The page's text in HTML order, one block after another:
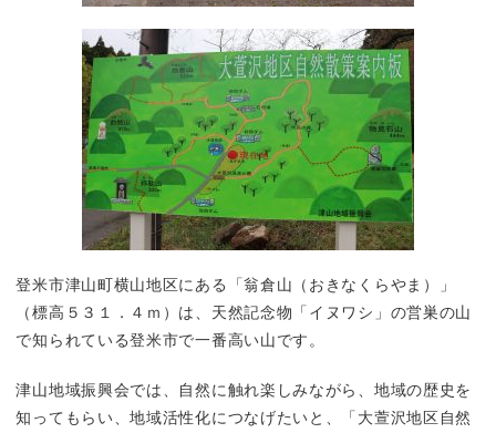
登米市津山町横山地区にある「翁倉山（おきなくらやま）」
（標高５３１．４ｍ）は、天然記念物「イヌワシ」の営巣の山
で知られている登米市で一番高い山です。
津山地域振興会では、自然に触れ楽しみながら、地域の歴史を
知ってもらい、地域活性化につなげたいと、「大萱沢地区自然